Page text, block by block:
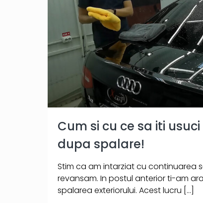
Cum si cu ce sa iti
dupa spalare!
Stim ca am intarziat cu continuarea
revansam. In postul anterior ti-am
spalarea exteriorului. Acest lucru […]